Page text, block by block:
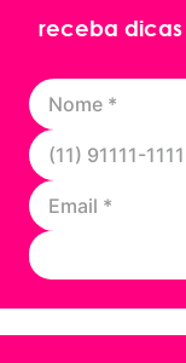
receba